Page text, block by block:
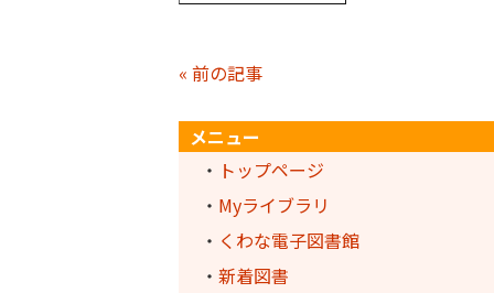
« 前の記事
メニュー
・ トップページ
・ Myライブラリ
・ くわな電子図書館
・ 新着図書